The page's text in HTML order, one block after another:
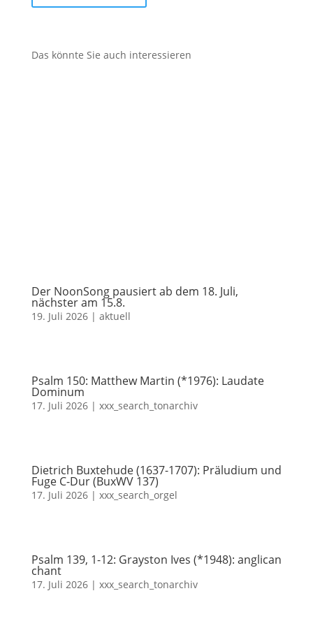
Das könnte Sie auch interessieren
Der NoonSong pausiert ab dem 18. Juli,
nächster am 15.8.
19. Juli 2026| aktuell
Psalm 150: Matthew Martin (*1976): Laudate
Dominum
17. Juli 2026| xxx_search_tonarchiv
Dietrich Buxtehude (1637-1707): Präludium und
Fuge C-Dur (BuxWV 137)
17. Juli 2026| xxx_search_orgel
Psalm 139, 1-12: Grayston Ives (*1948): anglican
chant
17. Juli 2026| xxx_search_tonarchiv